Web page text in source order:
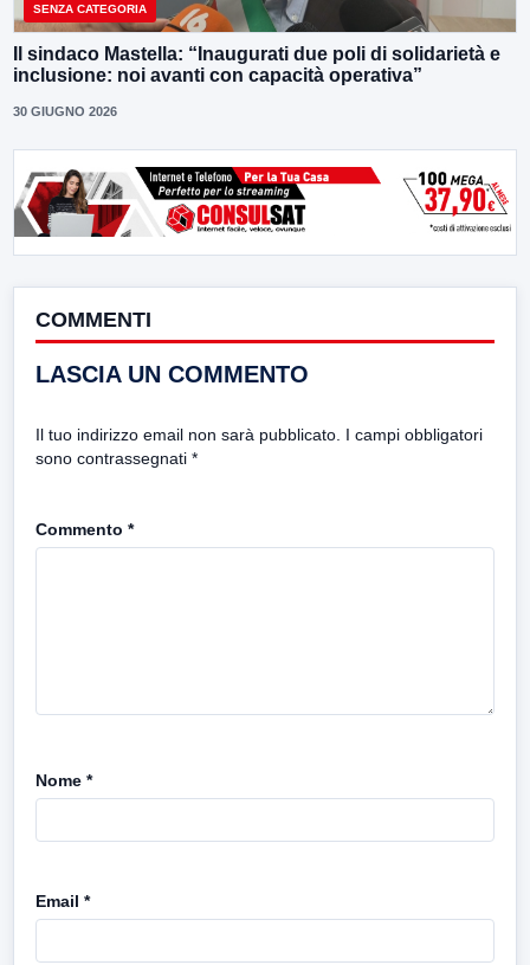
SENZA CATEGORIA
Il sindaco Mastella: “Inaugurati due poli di solidarietà e
inclusione: noi avanti con capacità operativa”
30 GIUGNO 2026
COMMENTI
LASCIA UN COMMENTO
Il tuo indirizzo email non sarà pubblicato. I campi obbligatori
sono contrassegnati *
Commento *
Nome *
Email *